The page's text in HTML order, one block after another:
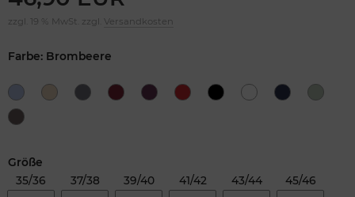
zzgl. 19 % MwSt. zzgl. Versandkosten
Farbe: Brombeere
Größe
35/36
37/38 39/40 41/42 43/44 45/46